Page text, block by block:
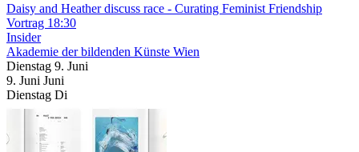
Daisy and Heather discuss race - Curating Feminist Friendship
Vortrag 18:30
Insider
Akademie der bildenden Künste Wien
Dienstag 9. Juni
9. Juni Juni
Dienstag Di